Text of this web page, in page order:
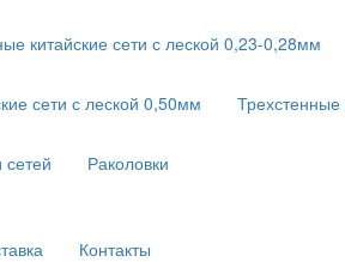
китайские сети с леской 0,23-0,28мм
сети с леской 0,50мм
Раколовки
Контакты